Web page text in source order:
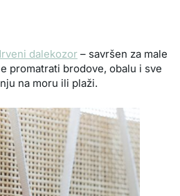
dalekozor– savršen za male
promatrati brodove, obalu i sve
na moru ili plaži.